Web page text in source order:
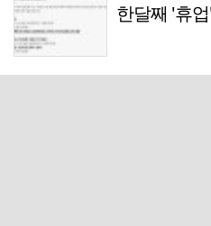
한달째 '휴